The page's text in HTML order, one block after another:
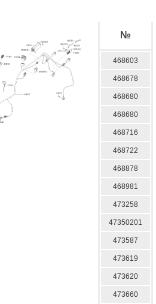
№
468603
468678
468680
468680
468716
468722
468878
468981
473258
47350201
473587
473619
473620
473660